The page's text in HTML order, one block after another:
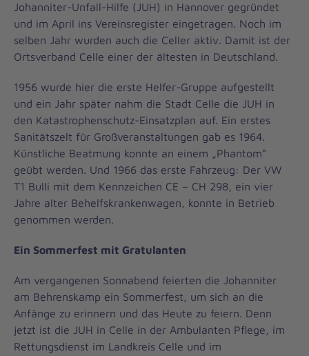
Johanniter-Unfall-Hilfe (JUH) in Hannover gegründet
und im April ins Vereinsregister eingetragen. Noch im
selben Jahr wurden auch die Celler aktiv. Damit ist der
Ortsverband Celle einer der ältesten in Deutschland.
1956 wurde hier die erste Helfer-Gruppe aufgestellt
und ein Jahr später nahm die Stadt Celle die JUH in
den Katastrophenschutz-Einsatzplan auf. Ein erstes
Sanitätszelt für Großveranstaltungen gab es 1964.
Künstliche Beatmung konnte an einem „Phantom“
geübt werden. Und 1966 das erste Fahrzeug: Der VW
T1 Bulli mit dem Kennzeichen CE – CH 298, ein vier
Jahre alter Behelfskrankenwagen, konnte in Betrieb
genommen werden.
Ein Sommerfest mit Gratulanten
Am vergangenen Sonnabend feierten die Johanniter
am Behrenskamp ein Sommerfest, um sich an die
Anfänge zu erinnern und das Heute zu feiern. Denn
jetzt ist die JUH in Celle in der Ambulanten Pflege, im
Rettungsdienst im Landkreis Celle und im